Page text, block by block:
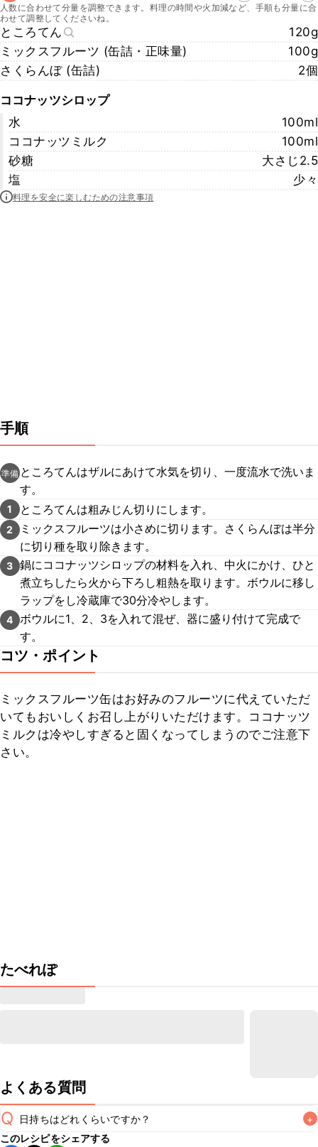
人数に合わせて分量を調整できます。料理の時間や火加減など、手順も分量に合
わせて調整してくださいね。
ところてん
120g
ミックスフルーツ (缶詰・正味量)
100g
さくらんぼ (缶詰)
2個
ココナッツシロップ
水
100ml
ココナッツミルク
100ml
砂糖
大さじ2.5
塩
少々
料理を安全に楽しむための注意事項
手順
準備 ところてんはザルにあけて水気を切り、一度流水で洗いま
す。
1 ところてんは粗みじん切りにします。
2
ミックスフルーツは小さめに切ります。さくらんぼは半分
に切り種を取り除きます。
3 鍋にココナッツシロップの材料を入れ、中火にかけ、ひと
煮立ちしたら火から下ろし粗熱を取ります。ボウルに移し
ラップをし冷蔵庫で30分冷やします。
4 ボウルに1、2、3を入れて混ぜ、器に盛り付けて完成で
す。
コツ・ポイント
ミックスフルーツ缶はお好みのフルーツに代えていただ
いてもおいしくお召し上がりいただけます。ココナッツ
ミルクは冷やしすぎると固くなってしまうのでご注意下
さい。
たべれぽ
よくある質問
Q 日持ちはどれくらいですか？ +
このレシピをシェアする